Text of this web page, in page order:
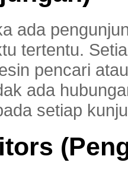
ada
tertentu.
pencari
ada
setiap